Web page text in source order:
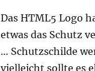
Das HTML5 Logo
etwas das Schutz
… Schutzschilde
vielleicht sollte es